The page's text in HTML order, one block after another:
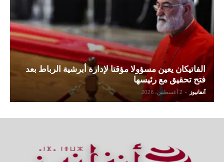
الفاتيكان يعين مسؤولا مؤقتا لإدارة أبرشية الرباط بعد
فتح تحقيق مع رئيسها
آنفانيوز - 2 أغسطس، 2026